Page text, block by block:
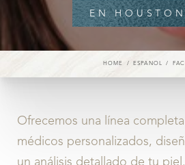
EN
HOME ESPANOL
Ofrecemos una línea
médicos personalizados,
un análisis detallado de tu